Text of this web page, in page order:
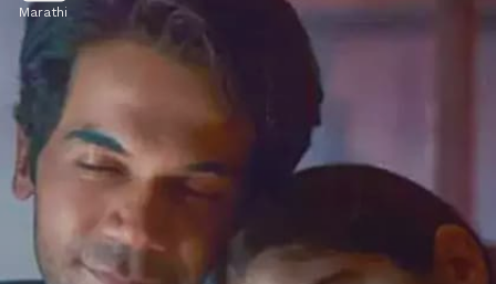
सिनेमाचे ओपनिंग डे चे कलेक्शन 6.75 कोटी रुपये होते. दुसऱ्या
दिवशी 4.6 कोटी, तिसऱ्या दिवशी 5.5 कोटी रुपये आणि चौथ्या
दिवशी 2.25 कोटी रुपयांची कमाई केली.
Image credits: Social Media
Marathi